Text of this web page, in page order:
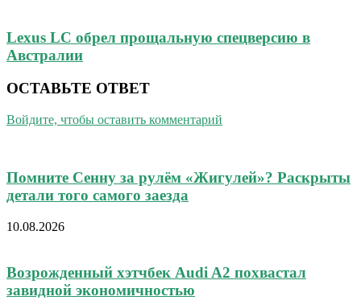
Lexus LC обрел прощальную спецверсию в
Австралии
ОСТАВЬТЕ ОТВЕТ
Войдите, чтобы оставить комментарий
Помните Сенну за рулём «Жигулей»? Раскрыты
детали того самого заезда
10.08.2026
Возрожденный хэтчбек Audi A2 похвастал
завидной экономичностью